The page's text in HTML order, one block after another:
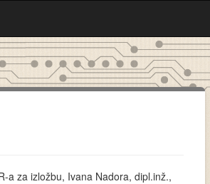
a za izložbu, Ivana Nadora, dipl.inž.,